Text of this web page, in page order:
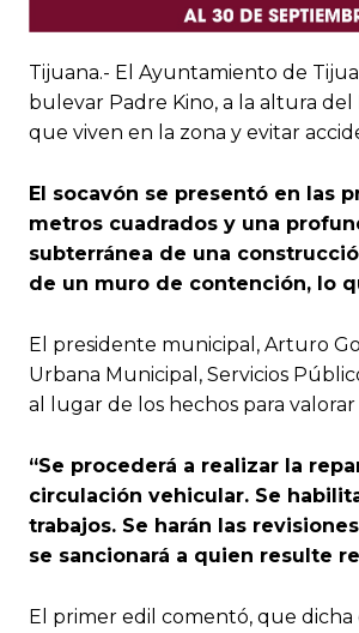
Tijuana.- El Ayuntamiento de
bulevar Padre Kino, a la altura
que viven en la zona y evitar
El socavón se presentó en las
metros cuadrados y una
subterránea de una
de un muro de contención, lo
El presidente municipal, Arturo
Urbana Municipal, Servicios
al lugar de los hechos para
“Se procederá a realizar la
circulación vehicular. Se
trabajos. Se harán las
se sancionará a quien resulte
El primer edil comentó, que